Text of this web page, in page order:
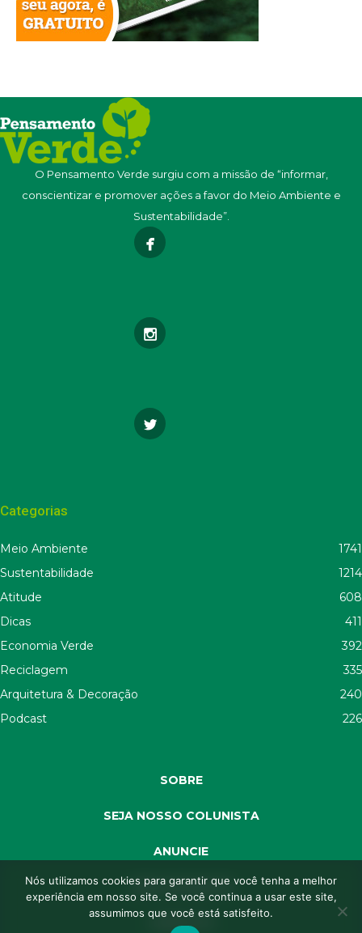
O Pensamento Verde surgiu com a missão de “informar,
conscientizar e promover ações a favor do Meio Ambiente e
Sustentabilidade”.
Categorias
Meio Ambiente
1741
Sustentabilidade
1214
Atitude
608
Dicas
411
Economia Verde
392
Reciclagem
335
Arquitetura & Decoração
240
Podcast
226
SOBRE
SEJA NOSSO COLUNISTA
ANUNCIE
SEJA APOIADOR
CONTATO
Nós utilizamos cookies para garantir que você tenha a melhor
experiência em nosso site. Se você continua a usar este site,
assumimos que você está satisfeito.